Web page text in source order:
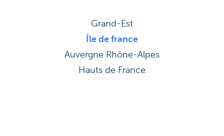
Grand-Est
Île de france
Auvergne Rhône-Alpes
Hauts de France